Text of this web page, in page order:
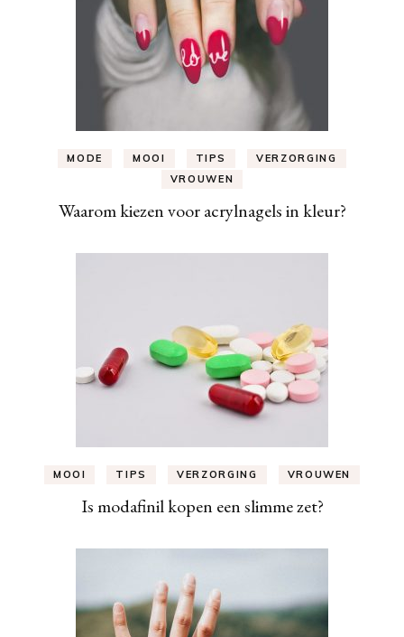
MODE MOOI TIPS
VERZORGING
VROUWEN
Waarom kiezen voor acrylnagels in kleur?
MOOI TIPS VERZORGING VROUWEN
Is modafinil kopen een slimme zet?